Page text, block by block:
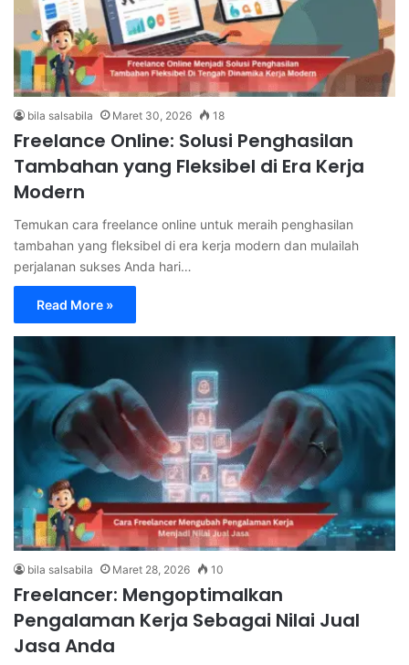
bila salsabila Maret 30, 2026 18
Freelance Online: Solusi Penghasilan
Tambahan yang Fleksibel di Era Kerja
Modern
Temukan cara freelance online untuk meraih penghasilan
tambahan yang fleksibel di era kerja modern dan mulailah
perjalanan sukses Anda hari…
Read More »
bila salsabila Maret 28, 2026 10
Freelancer: Mengoptimalkan
Pengalaman Kerja Sebagai Nilai Jual
Jasa Anda